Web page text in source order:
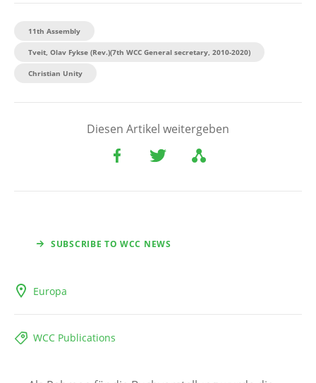
11th Assembly
Tveit, Olav Fykse (Rev.)(7th WCC General secretary, 2010-2020)
Christian Unity
Diesen Artikel weitergeben
SUBSCRIBE TO WCC NEWS
Europa
WCC Publications